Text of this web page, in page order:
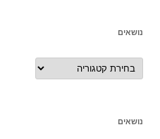
נושאים
נושאים
נושאים